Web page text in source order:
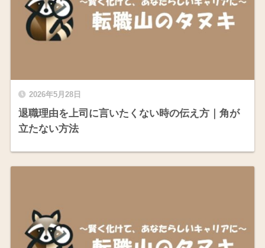
2026年5月28日
退職理由を上司に言いたくない時の伝え方｜角が
立たない方法